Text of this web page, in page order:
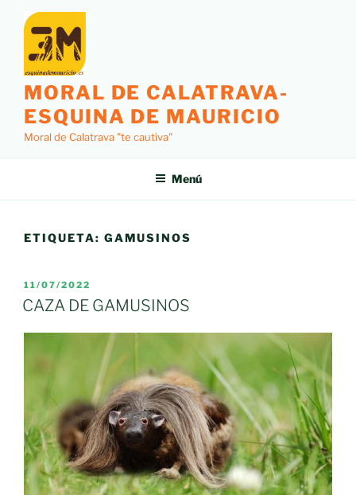
contenido
MORAL DE CALATRAVA-
ESQUINA DE MAURICIO
Moral de Calatrava "te cautiva"
Menú
ETIQUETA: GAMUSINOS
PUBLICADO
EL
11/07/2022
CAZA DE GAMUSINOS